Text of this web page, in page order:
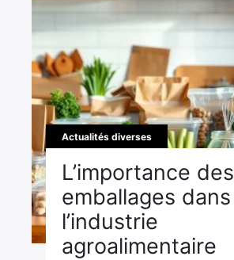
Actualités diverses
L’importance des
emballages dans
l’industrie
agroalimentaire